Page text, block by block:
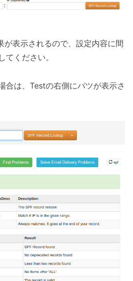
が表示されるので、設定内容に間
てください。
合は、Testの右側にバツが表示さ